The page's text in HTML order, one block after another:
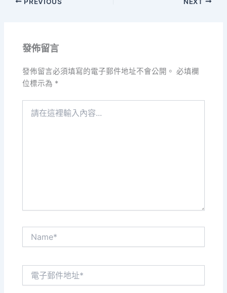
發佈留言
發佈留言必須填寫的電子郵件地址不會公開。 必填欄
位標示為 *